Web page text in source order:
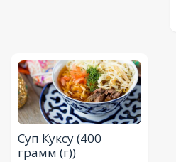
Суп Куксу(400
грамм (г))